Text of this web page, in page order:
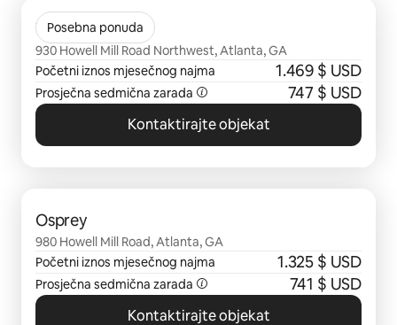
Posebna ponuda
The Brady
930 Howell Mill Road Northwest, Atlanta, GA
Početni iznos mjesečnog najma
1.469 $ USD
Prosječna sedmična zarada 747 $ USD
Kontaktirajte objekat
Osprey
980 Howell Mill Road, Atlanta, GA
Početni iznos mjesečnog najma
1.325 $ USD
Prosječna sedmična zarada 741 $ USD
Kontaktirajte objekat